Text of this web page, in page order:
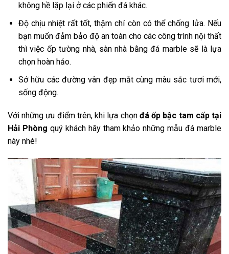
không hề lặp lại ở các phiến đá khác.
Độ chịu nhiệt rất tốt, thậm chí còn có thể chống lửa. Nếu
bạn muốn đảm bảo độ an toàn cho các công trình nội thất
thì việc ốp tường nhà, sàn nhà bằng đá marble sẽ là lựa
chọn hoàn hảo.
Sở hữu các đường vân đẹp mắt cùng màu sắc tươi mới,
sống động.
Với những ưu điểm trên, khi lựa chọn đá ốp bậc tam cấp tại
Hải Phòng quý khách hãy tham khảo những mẫu đá marble
này nhé!